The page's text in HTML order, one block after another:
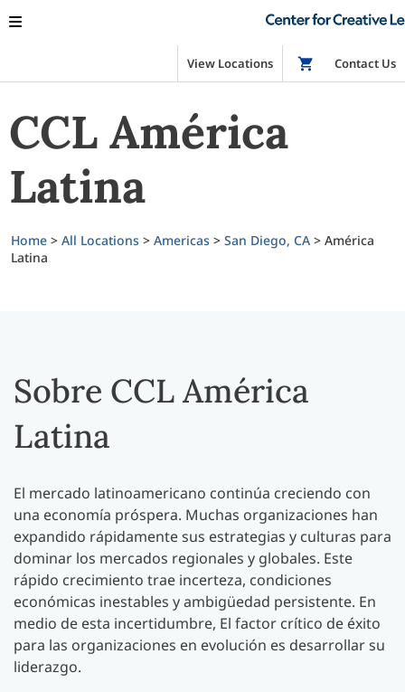
View Locations Shop
Contact Us
CCL América
Latina
Home > All Locations > Americas > San Diego, CA > América
Latina
Sobre CCL América
Latina
El mercado latinoamericano continúa creciendo con
una economía próspera. Muchas organizaciones han
expandido rápidamente sus estrategias y culturas para
dominar los mercados regionales y globales. Este
rápido crecimiento trae incerteza, condiciones
económicas inestables y ambigüedad persistente. En
medio de esta incertidumbre, El factor crítico de éxito
para las organizaciones en evolución es desarrollar su
liderazgo.